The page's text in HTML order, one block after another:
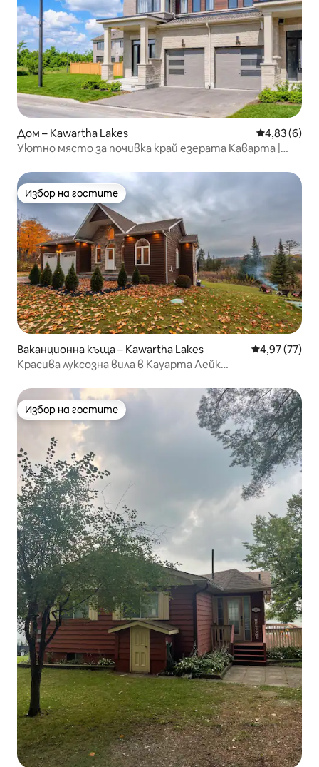
Дом – Kawartha Lakes Средна
4,83 (6)
Уютно място за почивка край езерата Каварта |
Избор на гостите
Избор на гостите
Ваканционна къща – Kawartha Lakes Средна
4,97 (77)
Красива луксозна вила в Кауарта Лейк…
Избор на гостите
Избор на гостите